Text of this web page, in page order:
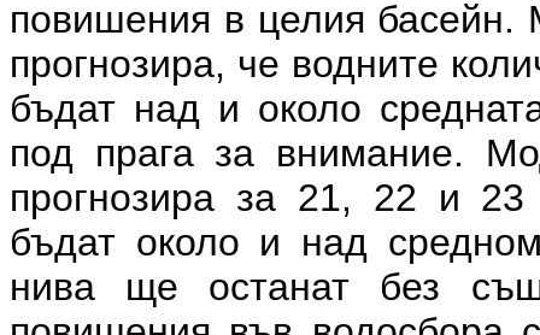
повишения в целия
прогнозира, че водните
бъдат над и около
под прага за внимание.
прогнозира за 21, 22 и
бъдат около и над
нива ще останат без